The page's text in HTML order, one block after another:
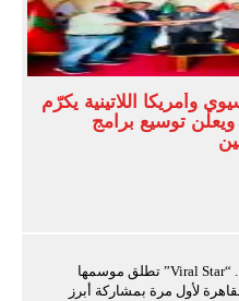
وأمريكا اللاتينية يكرّم
ويعلن توسيع برامج
8 أغسطس.. “Viral Star” تطلق موسمها
لأول مرة بمشاركة أبرز